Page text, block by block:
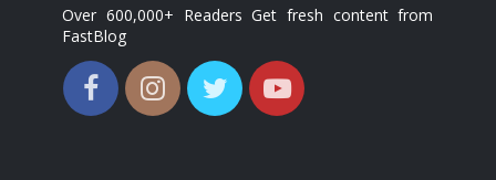
Over 600,000+ Readers Get fresh content from
FastBlog